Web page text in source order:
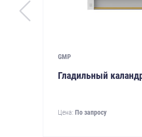
GMP
Гладильный
Цена: По запросу